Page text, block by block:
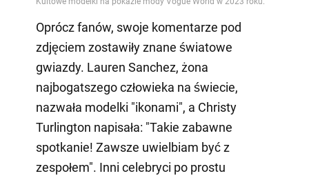
Oprócz fanów, swoje komentarze pod
zdjęciem zostawiły znane światowe
gwiazdy. Lauren Sanchez, żona
najbogatszego człowieka na świecie,
nazwała modelki "ikonami", a Christy
Turlington napisała: "Takie zabawne
spotkanie! Zawsze uwielbiam być z
zespołem". Inni celebryci po prostu